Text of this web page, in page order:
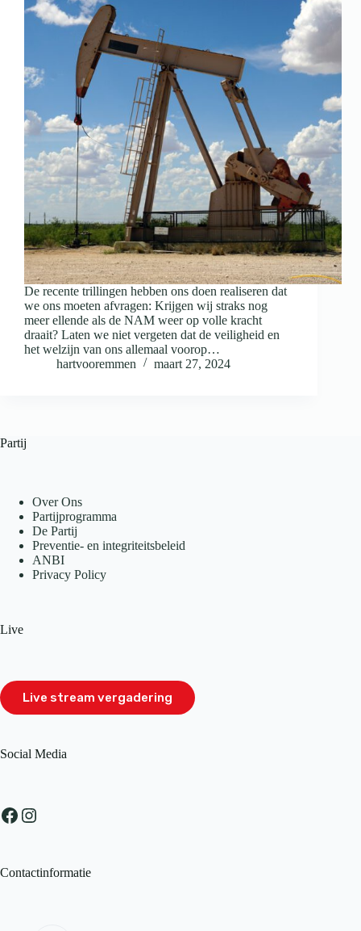
De recente trillingen hebben ons doen realiseren dat
we ons moeten afvragen: Krijgen wij straks nog
meer ellende als de NAM weer op volle kracht
draait? Laten we niet vergeten dat de veiligheid en
het welzijn van ons allemaal voorop…
hartvooremmen
maart 27, 2024
Partij
Over Ons
Partijprogramma
De Partij
Preventie- en integriteitsbeleid
ANBI
Privacy Policy
Live
Live stream vergadering
Social Media
Facebook
Instagram
Contactinformatie